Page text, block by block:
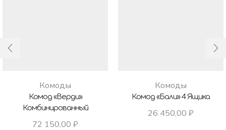
Комоды
Комод «Верди»
Комбинированный
72 150,00 ₽
Комоды
Комод «Бали» 4 Ящика
26 450,00 ₽